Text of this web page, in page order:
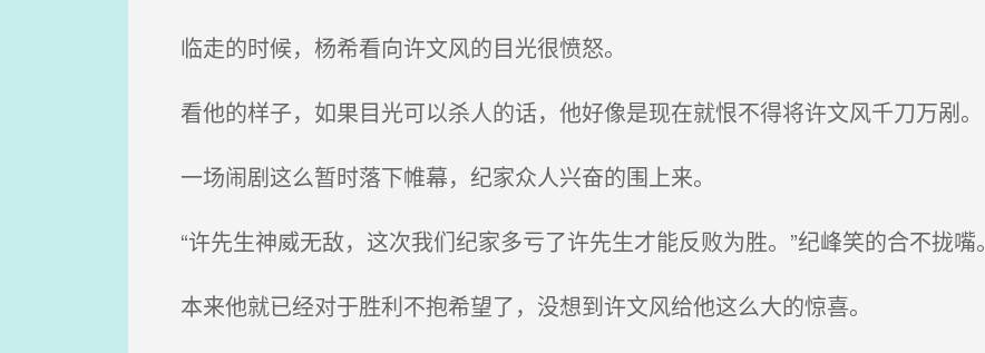
临走的时候，杨希看向许文风的目光很愤怒。
看他的样子，如果目光可以杀人的话，他好像是现在就恨不得将许文风千刀万剐。
一场闹剧这么暂时落下帷幕，纪家众人兴奋的围上来。
“许先生神威无敌，这次我们纪家多亏了许先生才能反败为胜。”纪峰笑的合不拢嘴。
本来他就已经对于胜利不抱希望了，没想到许文风给他这么大的惊喜。